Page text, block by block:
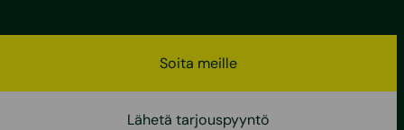
Soita meille
Lähetä tarjouspyyntö